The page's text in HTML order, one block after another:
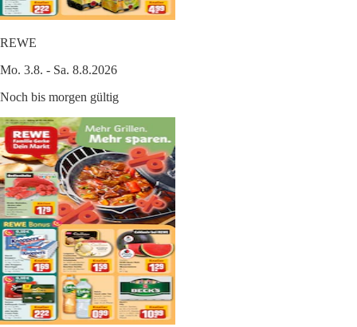
REWE
Mo. 3.8. - Sa. 8.8.2026
Noch bis morgen gültig